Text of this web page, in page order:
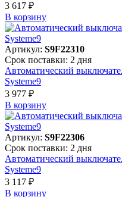
3 617 ₽
В корзинy
Артикул: S9F22310
Срок поставки: 2 дня
Автоматический
Systeme9
3 977 ₽
В корзинy
Артикул: S9F22306
Срок поставки: 2 дня
Автоматический
Systeme9
3 117 ₽
В корзинy